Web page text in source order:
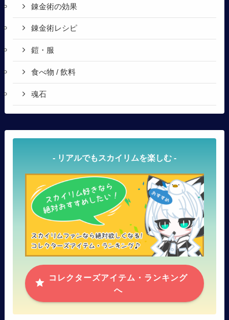
錬金術の効果
錬金術レシピ
鎧・服
食べ物 / 飲料
魂石
- リアルでもスカイリムを楽しむ -
コレクターズアイテム・ランキング
へ